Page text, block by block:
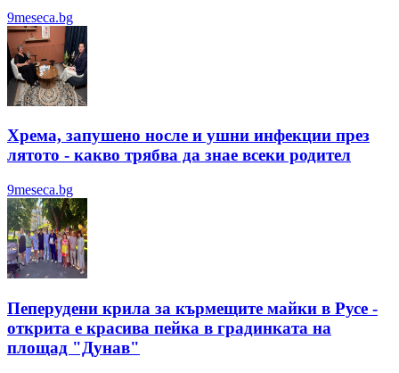
9meseca.bg
Хрема, запушено носле и ушни инфекции през
лятотo - какво трябва да знае всеки родител
9meseca.bg
Пеперудени крила за кърмещите майки в Русе -
открита е красива пейка в градинката на
площад "Дунав"